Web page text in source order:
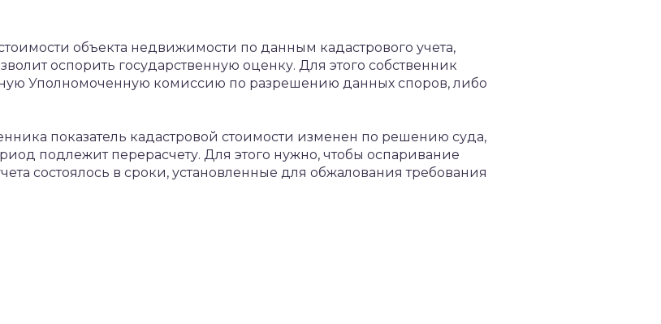
объекта недвижимости по данным кадастрового учета,
оспорить государственную оценку. Для этого собственник
Уполномоченную комиссию по разрешению данных споров, либо
показатель кадастровой стоимости изменен по решению суда,
подлежит перерасчету. Для этого нужно, чтобы оспаривание
состоялось в сроки, установленные для обжалования требования